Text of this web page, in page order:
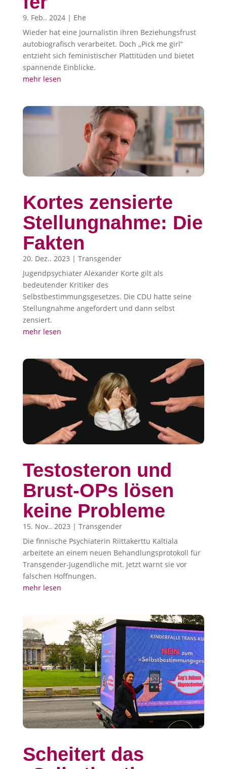
9. Feb.. 2024| Ehe
Wieder hat eine Journalistin ihren Beziehungsfrust
autobiografisch verarbeitet. Doch „Pick me girl“
entzieht sich feministischer Plattitüden und bietet
spannende Einblicke.
mehr lesen
Kortes zensierte
Stellungnahme: Die
Fakten
20. Dez.. 2023 | Transgender
Jugendpsychiater Alexander Korte gilt als
bedeutender Kritiker des
Selbstbestimmungsgesetzes. Die CDU hatte seine
Stellungnahme angefordert und dann selbst
zensiert.
mehr lesen
Testosteron und
Brust-OPs lösen
keine Probleme
15. Nov.. 2023 | Transgender
Die finnische Psychiaterin Riittakerttu Kaltiala
arbeitete an einem neuen Behandlungs­protokoll für
Transgender-Jugendliche mit. Jetzt warnt sie vor
falschen Hoffnungen.
mehr lesen
Scheitert das